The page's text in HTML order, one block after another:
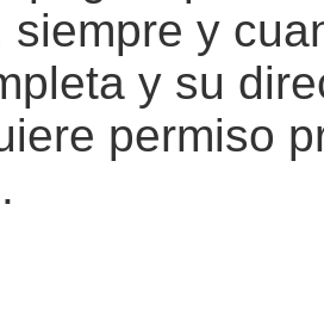
siempre y
y su
permiso